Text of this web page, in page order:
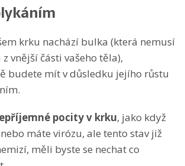
krku nachází bulka (která nemusí
vnější části vašeho těla),
budete mít v důsledku jejího růstu
pocity v krku, jako když
máte virózu, ale tento stav již
měli byste se nechat co